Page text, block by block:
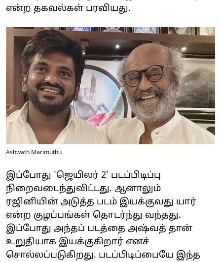
என்ற தகவல்கள் பரவியது.
Ashwath Marimuthu
இப்போது `ஜெயிலர் 2' படப்பிடிப்பு
நிறைவடைந்துவிட்டது. ஆனாலும்
ரஜினியின் அடுத்த படம் இயக்குவது யார்
என்ற குழப்பங்கள் தொடர்ந்து வந்தது.
இப்போது அந்தப் படத்தை அஷ்வத் தான்
உறுதியாக இயக்குகிறார் எனச்
சொல்லப்படுகிறது. படப்பிடிப்பையே இந்த